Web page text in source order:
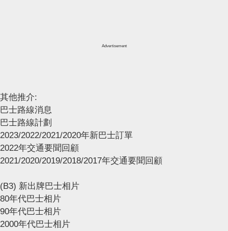
Advertisement
其他推介:
巴士路線消息
巴士路線計劃
2023/2022/2021/2020年新巴士訂單
2022年交通要聞回顧
2021/2020/2019/2018/2017年交通要聞回顧
(B3) 新出牌巴士相片
80年代巴士相片
90年代巴士相片
2000年代巴士相片